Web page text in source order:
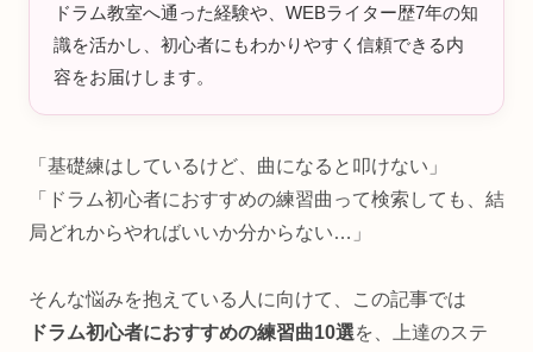
ドラム教室へ通った経験や、WEBライター歴7年の知
識を活かし、初心者にもわかりやすく信頼できる内
容をお届けします。
「基礎練はしているけど、曲になると叩けない」
「ドラム初心者におすすめの練習曲って検索しても、結
局どれからやればいいか分からない…」
そんな悩みを抱えている人に向けて、この記事では
ドラム初心者におすすめの練習曲10選を、上達のステ